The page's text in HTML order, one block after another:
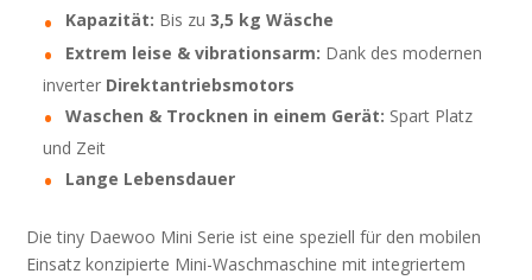
Kapazität: Bis zu3,5 kg Wäsche
Extrem leise & vibrationsarm: Dank des modernen
inverter Direktantriebsmotors
Waschen & Trocknen in einem Gerät: Spart Platz
und Zeit
Lange Lebensdauer
Die tiny Daewoo Mini Serie ist eine speziell für den mobilen
Einsatz konzipierte Mini-Waschmaschine mit integriertem